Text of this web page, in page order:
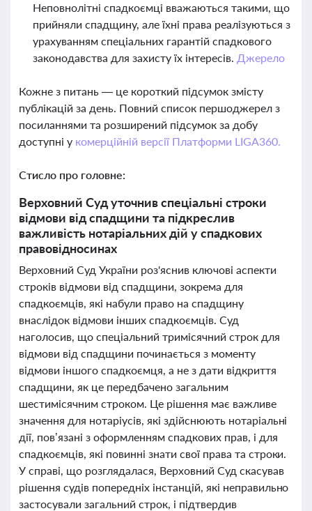
Неповнолітні спадкоємці вважаються такими, що
прийняли спадщину, але їхні права реалізуються з
урахуванням спеціальних гарантій спадкового
законодавства для захисту їх інтересів. Джерело
Кожне з питань — це короткий підсумок змісту
публікацій за день. Повний список першоджерел з
посиланнями та розширений підсумок за добу
доступні у комерційній версії Платформи LIGA360.
Стисло про головне:
Верховний Суд уточнив спеціальні строки
відмови від спадщини та підкреслив
важливість нотаріальних дій у спадкових
правовідносинах
Верховний Суд України роз'яснив ключові аспекти
строків відмови від спадщини, зокрема для
спадкоємців, які набули право на спадщину
внаслідок відмови інших спадкоємців. Суд
наголосив, що спеціальний тримісячний строк для
відмови від спадщини починається з моменту
відмови іншого спадкоємця, а не з дати відкриття
спадщини, як це передбачено загальним
шестимісячним строком. Це рішення має важливе
значення для нотаріусів, які здійснюють нотаріальні
дії, пов’язані з оформленням спадкових прав, і для
спадкоємців, які повинні знати свої права та строки.
У справі, що розглядалася, Верховний Суд скасував
рішення судів попередніх інстанцій, які неправильно
застосували загальний строк, і підтвердив